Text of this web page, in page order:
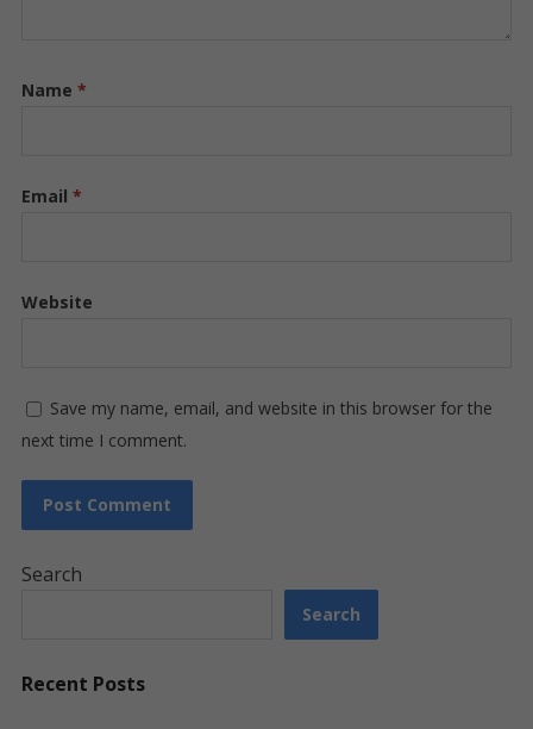
Name *
Email *
Website
Save my name, email, and website in this browser for the
next time I comment.
Search
Search
Recent Posts